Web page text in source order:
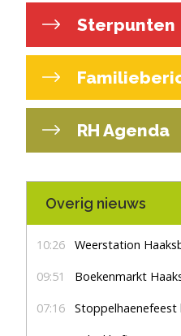
Sterpunten
RH Agenda
Overig nieuws
10:26 Weerstation
09:51 Boekenmarkt Haaksbergen
07:16 Stoppelhaenefeest